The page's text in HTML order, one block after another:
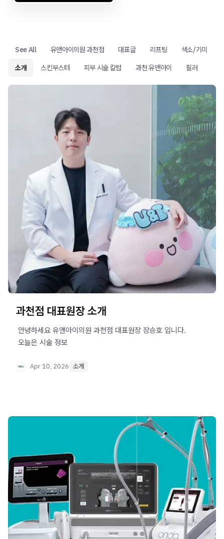
See All 유앤아이의원 과천점 대표글 리프팅
색소/기미
소개
스킨부스터 피부 시술 칼럼 과천 유앤아이 필러
과천점 대표원장 소개
​ 안녕하세요 유앤아이의원 과천점 대표원장 장승호 입니다. ​ ​ ​
​ 오늘은 시술 정보
Apr 10, 2026 소개